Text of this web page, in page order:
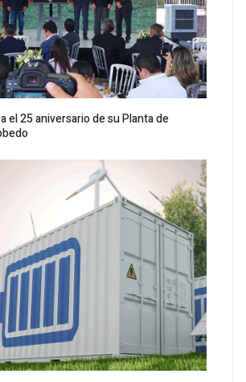
el 25 aniversario de su Planta de